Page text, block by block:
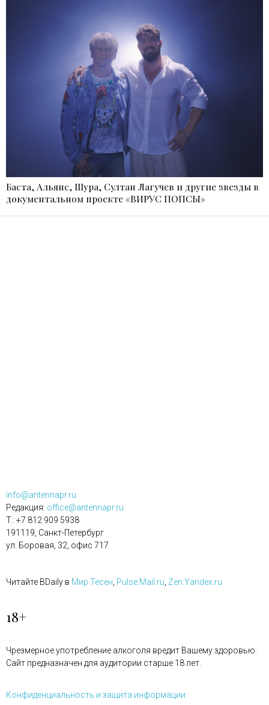
Баста, Альянс, Шура, Султан Лагучев и другие звезды в
документальном проекте «ВИРУС ПОПСЫ»
info@antennapr.ru
Редакция: office@antennapr.ru
T.: +7 812 909 5938
191119, Санкт-Петербург
ул. Боровая, 32, офис 717
Читайте BDaily в Мир Тесен Pulse.Mail.ru Zen.Yandex.ru
18+
Чрезмерное употребление алкоголя вредит Вашему здоровью.
Сайт предназначен для аудитории старше 18 лет.
Конфиденциальность и защита информации